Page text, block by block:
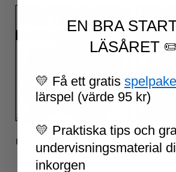
LÄSFÖRSTÅELSE FAKTATEXTER
– LÖMSKA ORMAR
75SEK
–
EN BRA
LÄSÅRET
💛 Få ett gratis
lärspel (värde 95 kr)
💛 Praktiska tips och
undervisningsmaterial
inkorgen